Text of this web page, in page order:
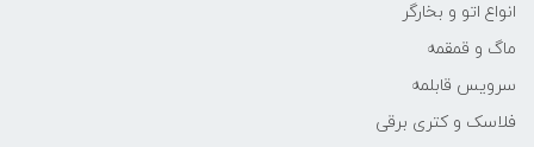
انواع اتو و بخارگر
ماگ و قمقمه
سرویس قابلمه
فلاسک و کتری برقی